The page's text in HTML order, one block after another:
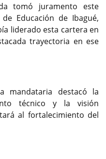
tomó juramento este
Educación de Ibagué,
liderado esta cartera en
trayectoria en ese
mandataria destacó la
técnico y la visión
al fortalecimiento del